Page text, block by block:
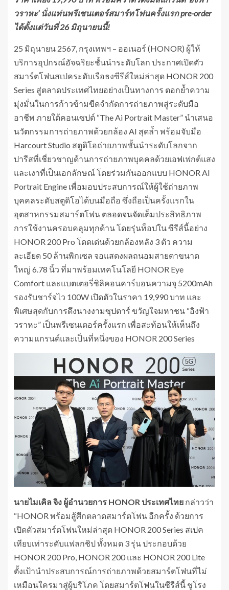
วราหะ’ นั่งแท่นพรีเซนเตอร์สมาร์ทโฟนครั้งแรก pre-order
ได้ตั้งแต่วันที่ 26 มิถุนายนนี้!
25 มิถุนายน 2567, กรุงเทพฯ – ออเนอร์ (HONOR) ผู้ให้
บริการอุปกรณ์อัจฉริยะชั้นนำระดับโลก ประกาศเปิดตัว
สมาร์ตโฟนสเปคระดับเรือธงซีรีส์ใหม่ล่าสุด HONOR 200
Series สู่ตลาดประเทศไทยอย่างเป็นทางการ ตอกย้ำความ
มุ่งมั่นในการก้าวข้ามขีดจำกัดการถ่ายภาพสู่ระดับมือ
อาชีพ ภายใต้คอนเซปต์ “The Ai Portrait Master” นำเสนอ
นวัตกรรมการถ่ายภาพด้วยกล้อง AI สุดล้ำ พร้อมจับมือ
Harcourt Studio สตูดิโอถ่ายภาพชั้นนำระดับโลกจาก
ปารีสที่เชี่ยวชาญด้านการถ่ายภาพบุคคลด้วยเอฟเฟกต์แสง
และเงาที่เป็นเอกลักษณ์ โดยร่วมกันออกแบบ HONOR AI
Portrait Engine เพื่อมอบประสบการณ์ให้ผู้ใช้ถ่ายภาพ
บุคคลระดับสตูดิโอได้บนมือถือ ซึ่งถือเป็นครั้งแรกใน
อุตสาหกรรมสมาร์ตโฟน ตลอดจนจัดเต็มประสิทธิภาพ
การใช้งานครอบคลุมทุกด้าน โดยรุ่นท็อปใน ซีรีส์นี้อย่าง
HONOR 200 Pro โดดเด่นด้วยกล้องหลัง 3 ตัว ความ
ละเอียด 50 ล้านพิกเซล จอแสดงผลถนอมสายตาขนาด
ใหญ่ 6.78 นิ้ว ที่มาพร้อมเทคโนโลยี HONOR Eye
Comfort และแบตเตอรี่ซิลิคอนคาร์บอนความจุ 5200mAh
รองรับชาร์จไว 100W เปิดตัวในราคา 19,990 บาท และ
พิเศษสุดกับการดึงนางงามซุปตาร์ ขวัญใจมหาชน “อิงฟ้า
วราหะ” เป็นพรีเซนเตอร์ครั้งแรก เพื่อสะท้อนให้เห็นถึง
ความแกรนด์และเป็นที่หนึ่งของ HONOR 200 Series
นายไมเคิล จิง ผู้อำนวยการ HONOR ประเทศไทย กล่าวว่า
“HONOR พร้อมสู้ศึกตลาดสมาร์ตโฟน อีกครั้ง ด้วยการ
เปิดตัวสมาร์ตโฟนใหม่ล่าสุด HONOR 200 Series สเปค
เทียบเท่าระดับแฟลกชิป ทั้งหมด 3 รุ่น ประกอบด้วย
HONOR 200 Pro, HONOR 200 และ HONOR 200 Lite
ตั้งเป้านำประสบการณ์การถ่ายภาพด้วยสมาร์ตโฟนที่ไม่
เหมือนใครมาสู่ผู้บริโภค โดยสมาร์ตโฟนในซีรีส์นี้ ชูโรง